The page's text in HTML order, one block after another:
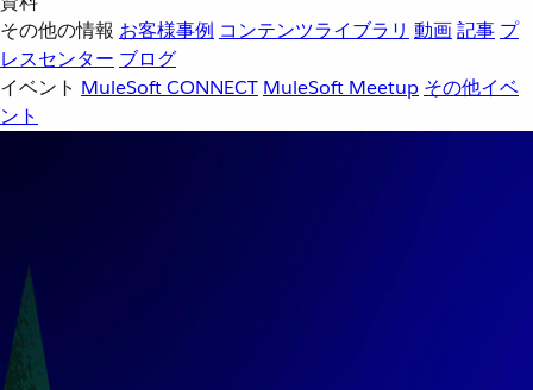
その他の情報 お客様事例 コンテンツライブラリ 動画記事 プ
レスセンター ブログ
イベント MuleSoft CONNECT MuleSoft Meetup その他イベ
ント